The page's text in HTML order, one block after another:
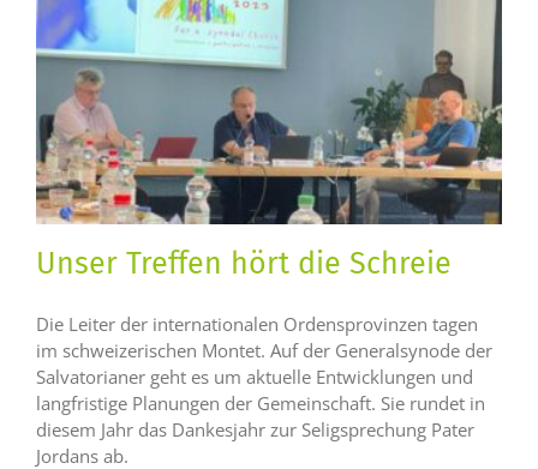
Unser Treffen hört die Schreie
Die Leiter der internationalen Ordensprovinzen tagen
im schweizerischen Montet. Auf der Generalsynode der
Salvatorianer geht es um aktuelle Entwicklungen und
langfristige Planungen der Gemeinschaft. Sie rundet in
diesem Jahr das Dankesjahr zur Seligsprechung Pater
Jordans ab.